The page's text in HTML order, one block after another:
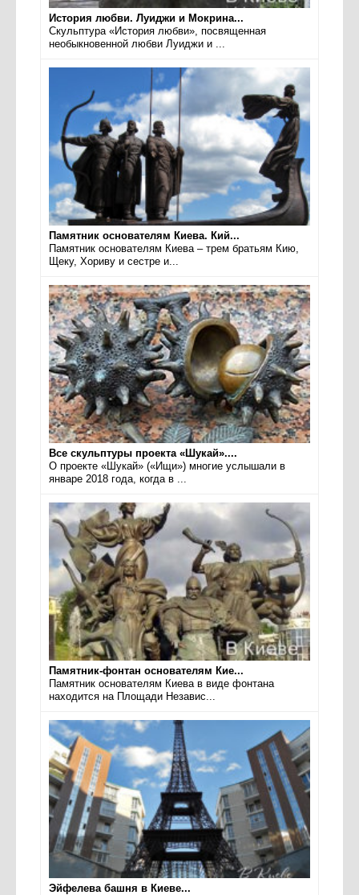
История любви. Луиджи и Мокрина...
Скульптура «История любви», посвященная
необыкновенной любви Луиджи и ...
Памятник основателям Киева. Кий...
Памятник основателям Киева – трем братьям Кию,
Щеку, Хориву и сестре и...
Все скульптуры проекта «Шукай»....
О проекте «Шукай» («Ищи») многие услышали в
январе 2018 года, когда в ...
Памятник-фонтан основателям Кие...
Памятник основателям Киева в виде фонтана
находится на Площади Независ...
Эйфелева башня в Киеве...